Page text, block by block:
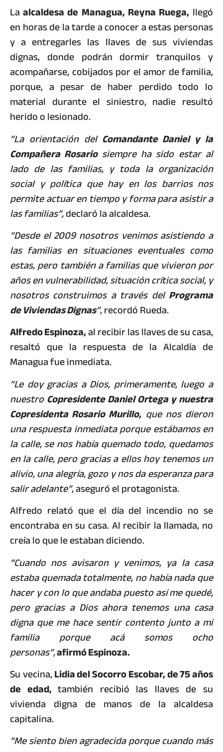
Laalcaldesa de Managua, Reyna Ruega, llegó
en horas de la tarde a conocer a estas personas
y a entregarles las llaves de sus viviendas
dignas, donde podrán dormir tranquilos y
acompañarse, cobijados por el amor de familia,
porque, a pesar de haber perdido todo lo
material durante el siniestro, nadie resultó
herido o lesionado.
“La orientación delComandante Daniel y la
Compañera Rosario siempre ha sido estar al
lado de las familias, y toda la organización
social y política que hay en los barrios nos
permite actuar en tiempo y forma para asistir a
las familias”,declaró la alcaldesa.
“Desde el 2009 nosotros venimos asistiendo a
las familias en situaciones eventuales como
estas, pero también a familias que vivieron por
años envulnerabilidad, situación crítica social, y
nosotros construimos a través delPrograma
de Viviendas Dignas”, recordó Rueda.
Alfredo Espinoza,al recibir las llaves de su casa,
resaltó que la respuesta de la Alcaldía de
Managua fue inmediata.
“Le doy gracias a Dios, primeramente, luego a
nuestroCopresidente Daniel Ortega y nuestra
Copresidenta Rosario Murillo, que nos dieron
una respuesta inmediata porque estábamos en
la calle, se nos había quemado todo, quedamos
en la calle, pero gracias a ellos hoy tenemos un
alivio, una alegría, gozo y nos da esperanza para
salir adelante”, aseguró el protagonista.
Alfredo relató que el día del incendio no se
encontraba en su casa. Al recibir la llamada, no
creía lo que le estaban diciendo.
“Cuando nos avisaron y venimos, ya la casa
estaba quemada totalmente, no había nada que
hacer y con lo que andaba puesto así me quedé,
pero gracias a Dios ahora tenemos una casa
digna que me hace sentir contento junto a mi
familia porque acá somos ocho
personas”,afirmó Espinoza.
Su vecina,Lidia del Socorro Escobar, de 75 años
de edad,también recibió las llaves de su
vivienda digna de manos de la alcaldesa
capitalina.
“Me siento bien agradecida porque cuando más